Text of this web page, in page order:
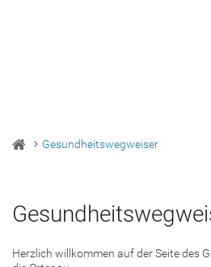
Gesundheitswegweiser
Herzlich willkommen auf der Seite des